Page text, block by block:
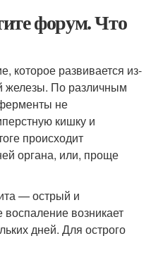
форум. Что
которое развивается из-
железы. По различным
не
кишку и
происходит
органа, или, проще
— острый и
возникает
дней. Для острого